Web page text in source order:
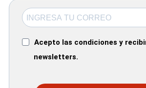
Acepto las condiciones y
newsletters.